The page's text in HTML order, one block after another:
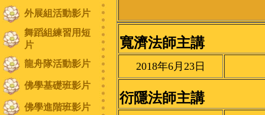
外展組活動影片
舞蹈組練習用短
片
龍舟隊活動影片
佛學基礎班影片
佛學進階班影片
寬濟法師主講
2018年6月23日
衍隱法師主講